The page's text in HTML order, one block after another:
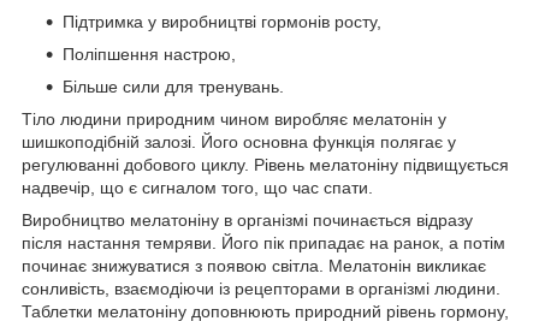
Підтримка у виробництві гормонів росту,
Поліпшення настрою,
Більше сили для тренувань.
Тіло людини природним чином виробляє мелатонін у
шишкоподібній залозі. Його основна функція полягає у
регулюванні добового циклу. Рівень мелатоніну підвищується
надвечір, що є сигналом того, що час спати.
Виробництво мелатоніну в організмі починається відразу
після настання темряви. Його пік припадає на ранок, а потім
починає знижуватися з появою світла. Мелатонін викликає
сонливість, взаємодіючи із рецепторами в організмі людини.
Таблетки мелатоніну доповнюють природний рівень гормону,